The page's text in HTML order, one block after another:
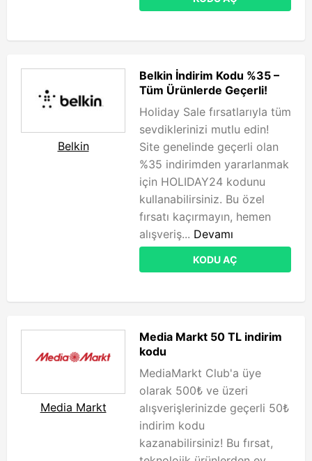
Belkin
Belkin İndirim Kodu %35 –
Tüm Ürünlerde Geçerli!
Holiday Sale fırsatlarıyla tüm
sevdiklerinizi mutlu edin!
Site genelinde geçerli olan
%35 indirimden yararlanmak
için HOLIDAY24 kodunu
kullanabilirsiniz. Bu özel
fırsatı kaçırmayın, hemen
alışveriş... Devamı
KODU AÇ
Media Markt
Media Markt 50 TL indirim
kodu
MediaMarkt Club'a üye
olarak 500₺ ve üzeri
alışverişlerinizde geçerli 50₺
indirim kodu
kazanabilirsiniz! Bu fırsat,